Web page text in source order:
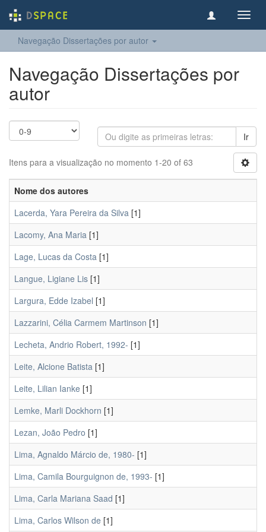
Navegação Dissertações por autor
Navegação Dissertações por
autor
Ir
Itens para a visualização no momento 1-20 of 63
Nome dos autores
Lacerda, Yara Pereira da Silva [1]
Lacomy, Ana Maria [1]
Lage, Lucas da Costa [1]
Langue, Ligiane Lis [1]
Largura, Edde Izabel [1]
Lazzarini, Célia Carmem Martinson [1]
Lecheta, Andrio Robert, 1992- [1]
Leite, Alcione Batista [1]
Leite, Lilian Ianke [1]
Lemke, Marli Dockhorn [1]
Lezan, João Pedro [1]
Lima, Agnaldo Márcio de, 1980- [1]
Lima, Camila Bourguignon de, 1993- [1]
Lima, Carla Mariana Saad [1]
Lima, Carlos Wilson de [1]